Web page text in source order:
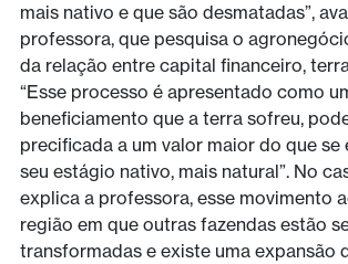
mais nativo e que são desmatadas”,
professora, que pesquisa o
da relação entre capital financeiro,
“Esse processo é apresentado como
beneficiamento que a terra sofreu,
precificada a um valor maior do que se
seu estágio nativo, mais natural”. No
explica a professora, esse movimento
região em que outras fazendas estão
transformadas e existe uma expansão